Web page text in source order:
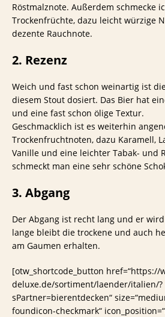
Röstmalznote. Außerdem schmecke
Trockenfrüchte, dazu leicht würzige
dezente Rauchnote.
2. Rezenz
Weich und fast schon weinartig ist
diesem Stout dosiert. Das Bier hat
und eine fast schon ölige Textur.
Geschmacklich ist es weiterhin
Trockenfruchtnoten, dazu Karamell,
Vanille und eine leichter Tabak- und
schmeckt man eine sehr schöne
3. Abgang
Der Abgang ist recht lang und er
lange bleibt die trockene und auch
am Gaumen erhalten.
[otw_shortcode_button href=“https://
deluxe.de/sortiment/laender/italien/?
sPartner=bierentdecken“
foundicon-checkmark“